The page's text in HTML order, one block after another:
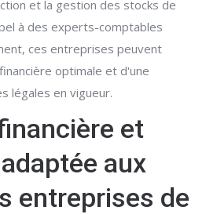
et la gestion des stocks de
à des experts-comptables
ces entreprises peuvent
optimale et d'une
légales en vigueur.
et
aux
entreprises de